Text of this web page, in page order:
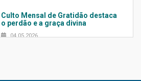
Culto Mensal de Gratidão destaca
o perdão e a graça divina
04.05.2026